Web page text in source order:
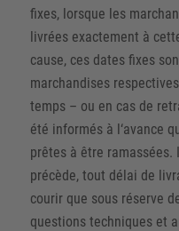
fixes, lorsque les
livrées exactement à
cause, ces dates fixes
marchandises
temps – ou en cas de
été informés à l‘avance
prêtes à être ramassées.
précède, tout délai de
courir que sous réserve
questions techniques et